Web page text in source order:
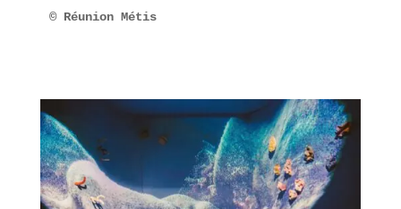
© Réunion Métis